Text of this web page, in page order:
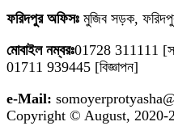
ফরিদপুর অফিসঃ মুজিব সড়ক,
মোবাইল নম্বরঃ01728 311111
01711 939445 [বিজ্ঞাপন]
e-Mail:
Copyright © August, 2020-